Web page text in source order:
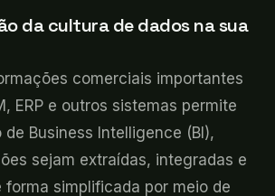
da cultura de dados na sua
comerciais importantes
ERP e outros sistemas permite
Business Intelligence (BI),
sejam extraídas, integradas e
forma simplificada por meio de